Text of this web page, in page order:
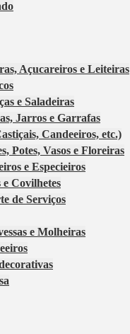
Açucareiros e Leiteiras
e Saladeiras
Jarros e Garrafas
Candeeiros, etc.)
Potes, Vasos e Floreiras
e Especieiros
e Covilhetes
de Serviços
e Molheiras